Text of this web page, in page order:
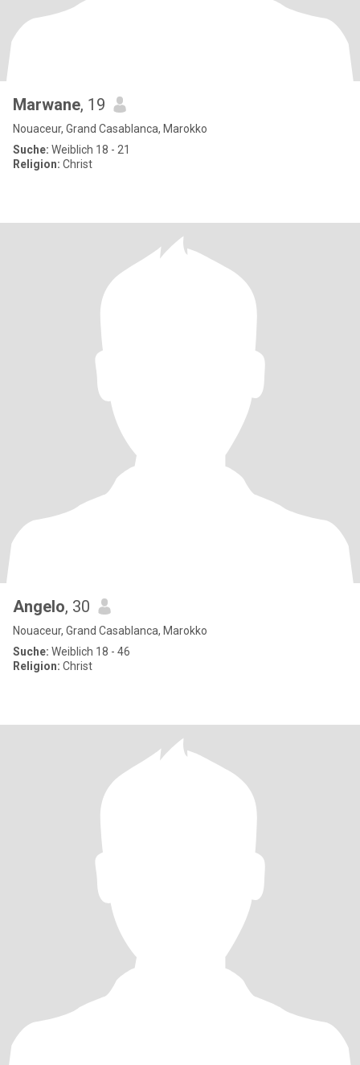
Marwane, 19
Nouaceur, Grand Casablanca, Marokko
Suche: Weiblich 18 - 21
Religion: Christ
Angelo, 30
Nouaceur, Grand Casablanca, Marokko
Suche: Weiblich 18 - 46
Religion: Christ